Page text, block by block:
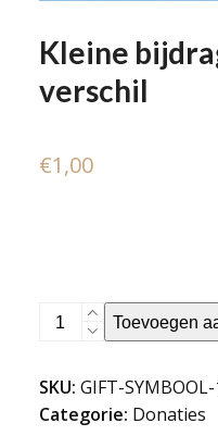
Kleine
verschil
€1,00
Kleine
bijdrage,
verschil
aantal
Toevoegen
SKU: GIFT-SYMBOOL-
Categorie: Donaties